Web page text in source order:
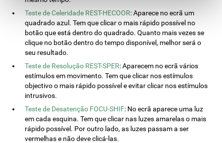
Teste de Celeridade REST-HECOOR: Aparece no ecrã um
quadrado azul. Tem que clicar o mais rápido possível no
botão que está dentro do quadrado. Quanto mais vezes se
clique no botão dentro do tempo disponível, melhor será o
seu resultado.
Teste de Resolução REST-SPER: Aparecem no ecrã vários
estímulos em movimento. Tem que clicar nos estímulos
objectivo o mais rápido possível e evitar clicar nos estímulos
intrusivos.
Teste de Desatenção FOCU-SHIF: No ecrã aparece uma luz
em cada esquina. Tem que clicar nas luzes amarelas o mais
rápido possível. Por outro lado, as luzes passam a ser
vermelhas e não deve clicá-las.